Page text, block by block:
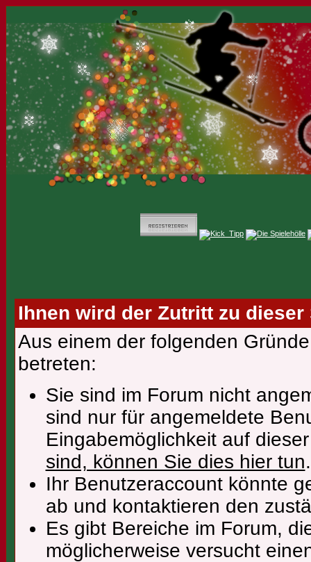
Ihnen wird der Zutritt zu dieser
Aus einem der folgenden
betreten:
Sie sind im Forum nicht
sind nur für angemeldete
Eingabemöglichkeit auf
sind, können Sie dies hier tun.
Ihr Benutzeraccount könnte
ab und kontaktieren den
Es gibt Bereiche im Forum,
möglicherweise versucht